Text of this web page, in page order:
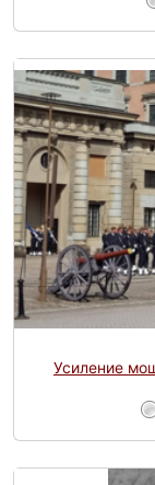
Усиление